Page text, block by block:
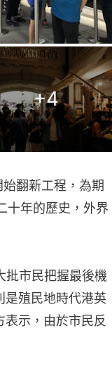
+4
翻新工程，為期
十年的歷史，外界
批市民把握最後機
是殖民地時代港英
示，由於市民反